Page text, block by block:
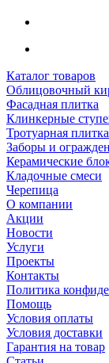
Каталог товаров
Облицовочный
Фасадная плитка
Клинкерные
Тротуарная плитка
Заборы и
Керамические
Кладочные смеси
Черепица
О компании
Акции
Новости
Услуги
Проекты
Контакты
Политика
Помощь
Условия оплаты
Условия доставки
Гарантия на товар